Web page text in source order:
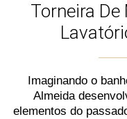
Torneira De
Imaginando o
Almeida
elementos do